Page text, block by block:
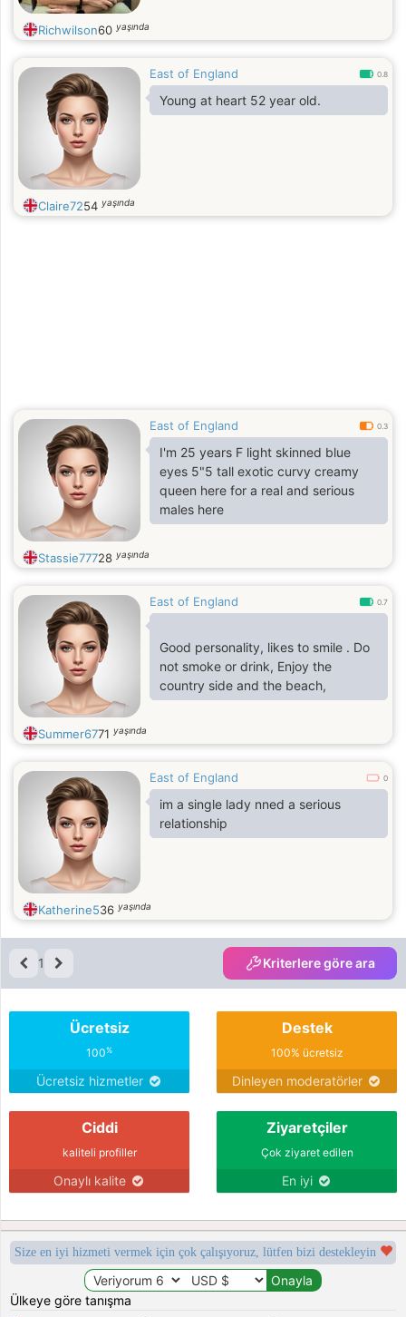
Richwilson60 yaşında
East of England 0.8
Young at heart 52 year old.
Claire7254 yaşında
East of England 0.3
I'm 25 years F light skinned blue
eyes 5"5 tall exotic curvy creamy
queen here for a real and serious
males here
Stassie77728 yaşında
East of England 0.7
Good personality, likes to smile . Do
not smoke or drink, Enjoy the
country side and the beach,
Summer6771 yaşında
East of England 0
im a single lady nned a serious
relationship
Katherine536 yaşında
1 Kriterlere göre ara
Ücretsiz
100%
Ücretsiz hizmetler
Destek
100% ücretsiz
Dinleyen moderatörler
Ciddi
kaliteli profiller
Onaylı kalite
Ziyaretçiler
Çok ziyaret edilen
En iyi
Size en iyi hizmeti vermek için çok çalışıyoruz, lütfen bizi destekleyin
Ülkeye göre tanışma